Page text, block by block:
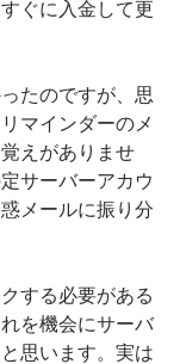
ぐに入金して更
たのですが、思
マインダーのメ
えがありませ
サーバーアカウ
メールに振り分
する必要がある
を機会にサーバ
思います。実は